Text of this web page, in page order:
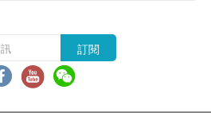
服務，全數費用退回。
/醫護人員負責注射程序及此服
心 (辦公時間 : 星期一, 三及 六
訂閱